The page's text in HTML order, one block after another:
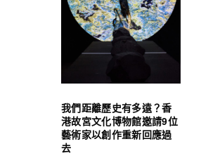
我們距離歷史有多遠？香
港故宮文化博物館邀請9位
藝術家以創作重新回應過
去